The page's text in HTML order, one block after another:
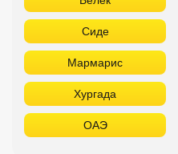
Сиде
Мармарис
Хургада
ОАЭ